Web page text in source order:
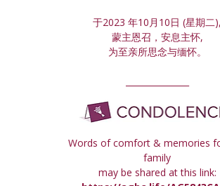
于2023 年10月10日 (星期二),
蒙主恩召，安息主怀,
为至亲所思念与缅怀。
Words of comfort & memories
family
may be shared at this link: